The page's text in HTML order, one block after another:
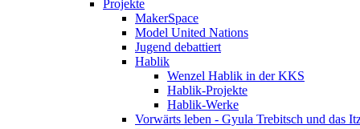
Projekte
MakerSpace
Model United Nations
Jugend debattiert
Hablik
Wenzel Hablik in der KKS
Hablik-Projekte
Hablik-Werke
Vorwärts leben - Gyula Trebitsch und das